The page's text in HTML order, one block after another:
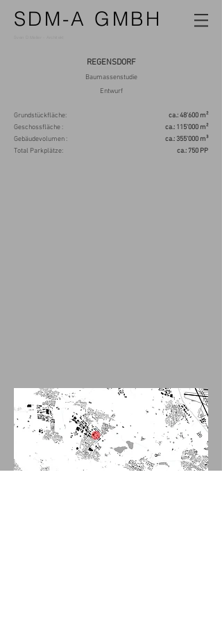
SDM-A GMBH
REGENSDORF
Baumassenstudie
Entwurf
Grundstückfläche:
Geschossfläche :
Gebäudevolumen :
Total Parkplätze:
ca.: 48'600 m²
ca.: 115'000 m²
ca.: 355'000 m³
ca.: 750 PP